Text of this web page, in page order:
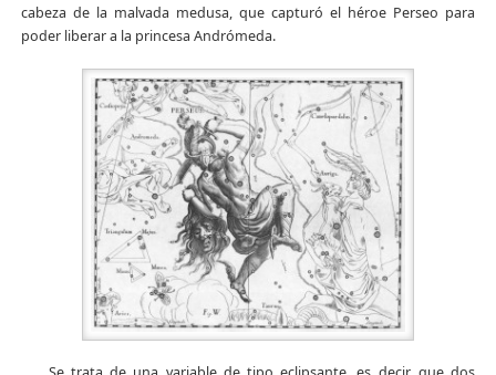
cabeza de la malvada medusa, que capturó el héroe Perseo para
poder liberar a la princesa Andrómeda.